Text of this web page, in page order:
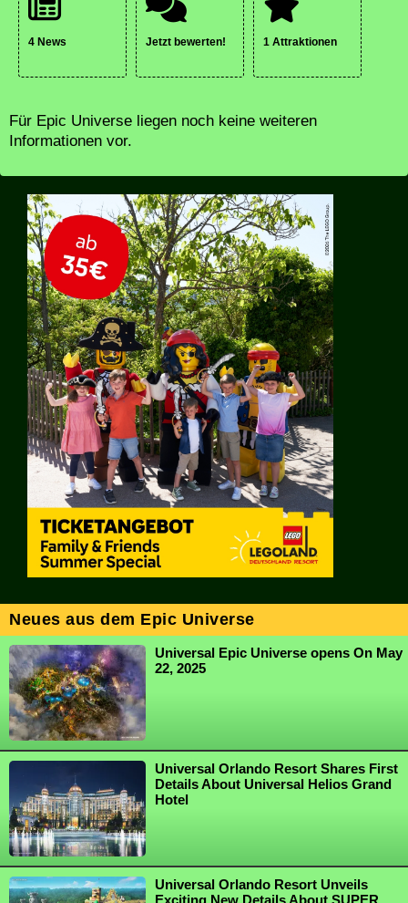
4 News Jetzt bewerten! 1 Attraktionen
Für Epic Universe liegen noch keine weiteren
Informationen vor.
Neues aus dem Epic Universe
Universal Epic Universe opens On May
22, 2025
Universal Orlando Resort Shares First
Details About Universal Helios Grand
Hotel
Universal Orlando Resort Unveils
Exciting New Details About SUPER